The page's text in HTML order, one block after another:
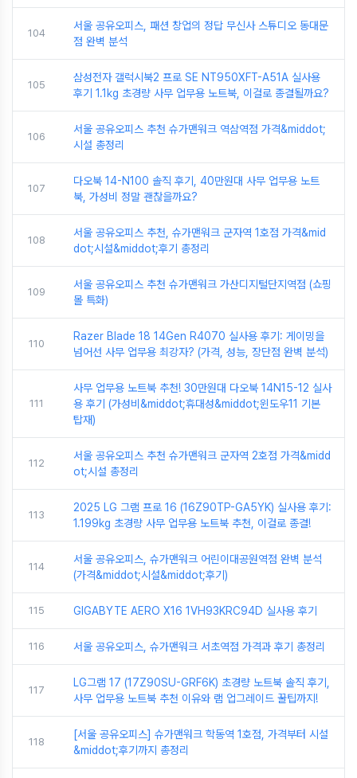
104
서울 공유오피스, 패션 창업의 정답 무신사 스튜디오 동대문
점 완벽 분석
105
삼성전자 갤럭시북2 프로 SE NT950XFT-A51A 실사용
후기 1.1kg 초경량 사무 업무용 노트북, 이걸로 종결될까요?
106
서울 공유오피스 추천 슈가맨워크 역삼역점 가격&middot;
시설 총정리
107
다오북 14-N100 솔직 후기, 40만원대 사무 업무용 노트
북, 가성비 정말 괜찮을까요?
108
서울 공유오피스 추천, 슈가맨워크 군자역 1호점 가격&mid
dot;시설&middot;후기 총정리
109
서울 공유오피스 추천 슈가맨워크 가산디지털단지역점 (쇼핑
몰 특화)
110
Razer Blade 18 14Gen R4070 실사용 후기: 게이밍을
넘어선 사무 업무용 최강자? (가격, 성능, 장단점 완벽 분석)
111
사무 업무용 노트북 추천! 30만원대 다오북 14N15-12 실사
용 후기 (가성비&middot;휴대성&middot;윈도우11 기본
탑재)
112
서울 공유오피스 추천 슈가맨워크 군자역 2호점 가격&midd
ot;시설 총정리
113
2025 LG 그램 프로 16 (16Z90TP-GA5YK) 실사용 후기:
1.199kg 초경량 사무 업무용 노트북 추천, 이걸로 종결!
114
서울 공유오피스, 슈가맨워크 어린이대공원역점 완벽 분석
(가격&middot;시설&middot;후기)
115 GIGABYTE AERO X16 1VH93KRC94D 실사용 후기
116 서울 공유오피스, 슈가맨워크 서초역점 가격과 후기 총정리
117
LG그램 17 (17Z90SU-GRF6K) 초경량 노트북 솔직 후기,
사무 업무용 노트북 추천 이유와 램 업그레이드 꿀팁까지!
118
[서울 공유오피스] 슈가맨워크 학동역 1호점, 가격부터 시설
&middot;후기까지 총정리